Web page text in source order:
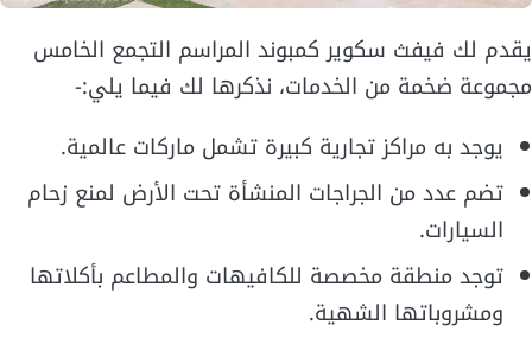
يقدم لك فيفث سكوير كمبوند المراسم التجمع الخامس
مجموعة ضخمة من الخدمات، نذكرها لك فيما يلي:-
يوجد به مراكز تجارية كبيرة تشمل ماركات عالمية.
تضم عدد من الجراجات المنشأة تحت الأرض لمنع زحام
السيارات.
توجد منطقة مخصصة للكافيهات والمطاعم بأكلاتها
ومشروباتها الشهية.